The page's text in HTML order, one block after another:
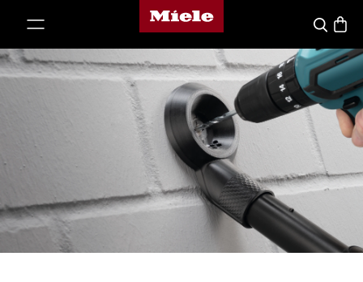
Page d'accueil de Miele
Recherche
Panier